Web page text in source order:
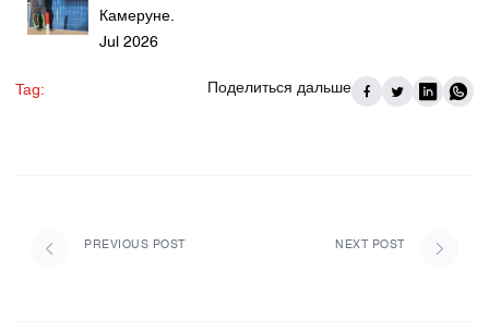
Камеруне.
Jul 2026
Tag: Поделиться дальше
PREVIOUS POST NEXT POST